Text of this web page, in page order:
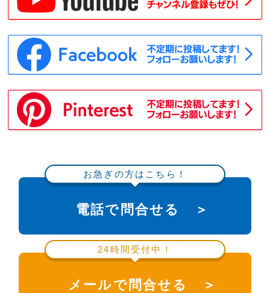
お急ぎの方はこちら！
電話で問合せる ＞
24時間受付中！
メールで問合せる ＞